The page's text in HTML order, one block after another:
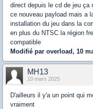
direct depuis le cd de jeu ça
ce nouveau payload mais a
installation du jeu dans la
en plus du NTSC la région
compatible
Modifié par overload, 10
MH13
10 mars 2025
D'ailleurs il y'a un point qui
vraiment